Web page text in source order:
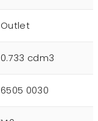
Outlet
0.733 cdm3
6505 0030